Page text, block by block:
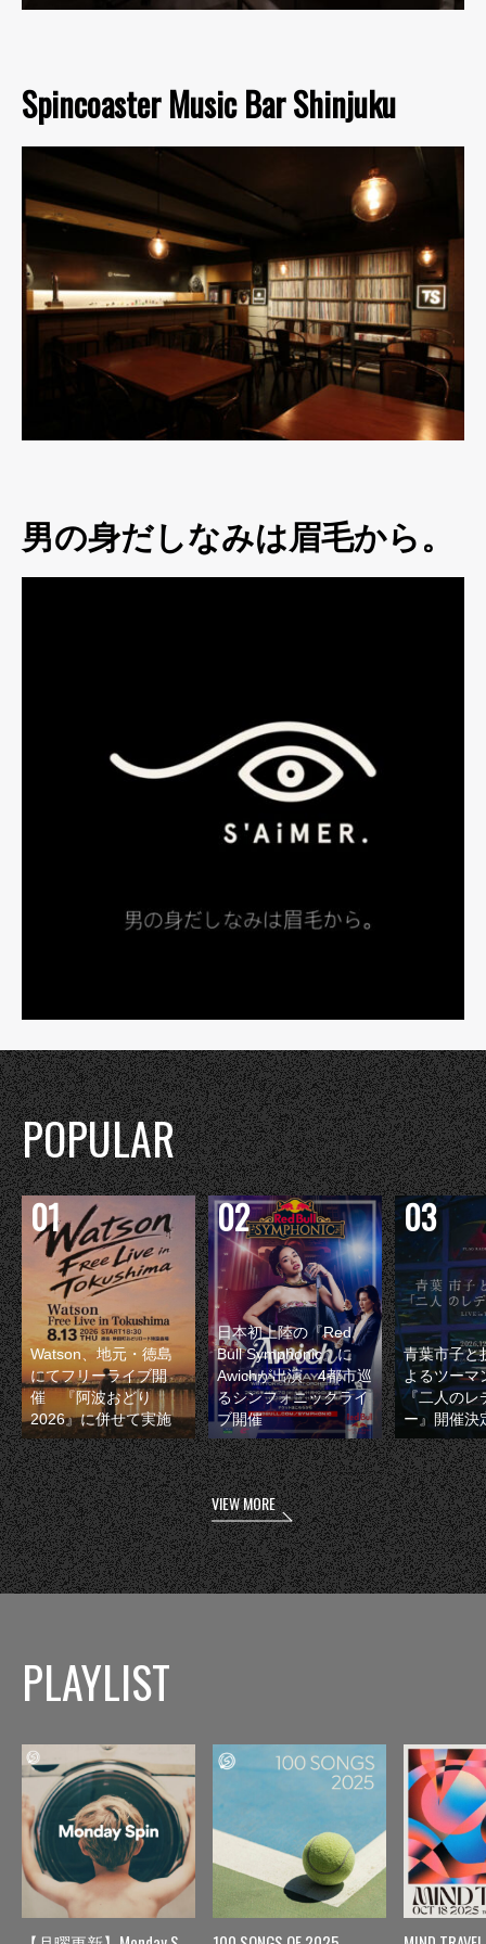
Spincoaster Music Bar Shinjuku
男の身だしなみは眉毛から。
POPULAR
Watson、地元・徳島
にてフリーライブ開
催 『阿波おどり
2026』に併せて実施
日本初上陸の『Red
Bull Symphonic』に
Awichが出演 4都市巡
るシンフォニックライ
ブ開催
青葉市子と
よるツーマ
『二人のレ
ー』開催決
VIEW MORE
PLAYLIST